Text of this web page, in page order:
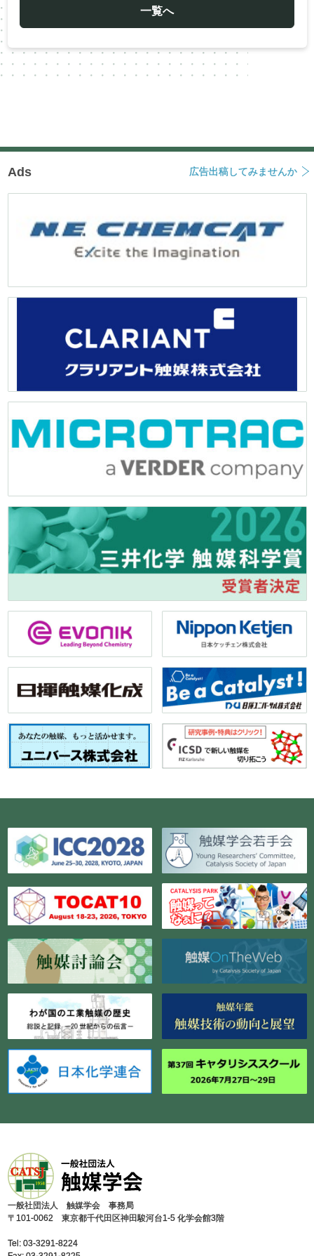
ー
シ
ョ
一覧へ
Ads 広告出稿してみませんか
⼀般社団法⼈ 触媒学会 事務局
〒101-0062 東京都千代⽥区神⽥駿河台1-5 化学会館3階
Tel: 03-3291-8224